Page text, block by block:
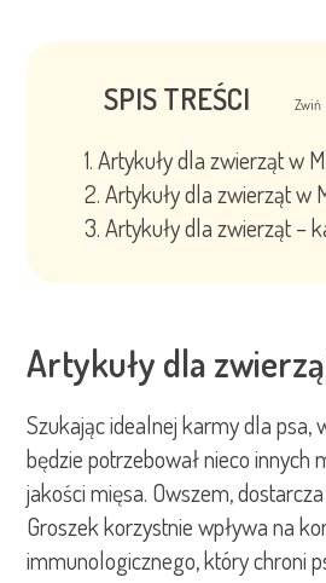
SPIS TREŚCI Zwiń
Artykuły dla zwierząt w
Artykuły dla zwierząt w
Artykuły dla zwierząt –
Artykuły dla
Szukając idealnej karmy dla psa,
będzie potrzebował nieco innych
jakości mięsa. Owszem,
Groszek korzystnie wpływa na
immunologicznego, który chroni